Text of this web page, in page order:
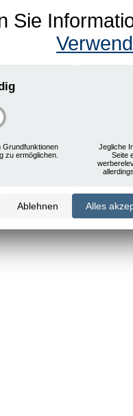
Sie
Grundfunktionen
zu ermöglichen.
Jegliche
Seite
Ablehnen Alles